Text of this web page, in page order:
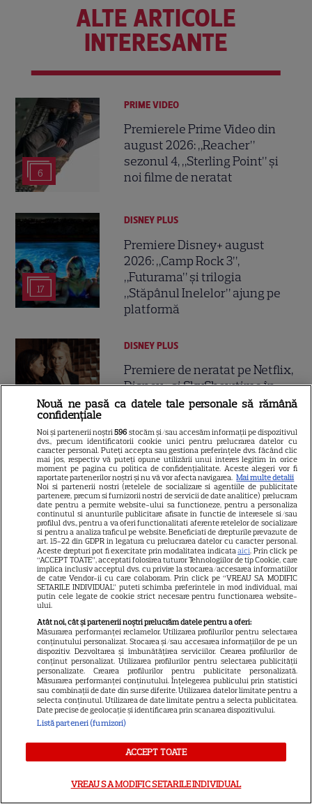
ALTE ARTICOLE
INTERESANTE
6
PRIME VIDEO
Premierele Prime Video din
august 2026: „Reacher”
sezonul 4, „Sterling Point” și
noi filme de neratat
17
DISNEY PLUS
Premiere Disney+ august
2026: „Camp Rock 3”,
„Futurama” și trilogia
„Stăpânul Inelelor” ajung pe
platformă
15
DISNEY PLUS
Premiere de neratat pe Netflix,
Disney+ și SkyShowtime în
august: seriale noi, filme de
5
CINEMA
Eli Roth revine cu „Omul cu
înghețata mortală”. Filmul
horror în care copiii devin
criminali după ce mănâncă
înghețată
11
VEDETE STRĂINE
aventura animată inspirată
dintr-un bestseller The New
York Times, ajunge în
cinematografe pe 7 august
NETFLIX
Robert De Niro, „Nosferatu” și
Banks” și „Un veac de
singurătate”
Nouă ne pasă ca datele tale personale să rămână
confidențiale
Noi și partenerii noștri596 stocăm și/sau accesăm informații pe dispozitivul
dvs., precum identificatorii cookie unici pentru prelucrarea datelor cu
caracter personal. Puteți accepta sau gestiona preferințele dvs. făcând clic
mai jos, respectiv vă puteți opune utilizării unui interes legitim în orice
moment pe pagina cu politica de confidențialitate. Aceste alegeri vor fi
raportate partenerilor noștri și nu vă vor afecta navigarea. Mai multe detalii
Noi si partenerii nostri (retelele de socializare si agentiile de publicitate
partenere, precum si furnizorii nostri de servicii de date analitice) prelucram
date pentru a permite website-ului sa functioneze, pentru a personaliza
continutul si anunturile publicitare afisate in functie de interesele si/sau
profilul dvs., pentru a va oferi functionalitati aferente retelelor de socializare
si pentru a analiza traficul pe website. Beneficiati de drepturile prevazute de
art. 15-22 din GDPR in legatura cu prelucrarea datelor cu caracter personal.
Aceste drepturi pot fi exercitate prin modalitatea indicataaici. Prin click pe
“ACCEPT TOATE”, acceptati folosirea tuturor Tehnologiilor de tip Cookie, care
implica inclusiv acceptul dvs. cu privire la stocarea/accesarea informatiilor
de catre Vendor-ii cu care colaboram. Prin click pe “VREAU SA MODIFIC
SETARILE INDIVIDUAL” puteti schimba preferintele in mod individual, mai
putin cele legate de cookie strict necesare pentru functionarea website-
ului.
Atât noi, cât și partenerii noștri prelucrăm datele pentru a oferi:
Măsurarea performanței reclamelor. Utilizarea profilurilor pentru selectarea
conținutului personalizat. Stocarea și/sau accesarea informațiilor de pe un
dispozitiv. Dezvoltarea și îmbunătățirea serviciilor. Crearea profilurilor de
conținut personalizat. Utilizarea profilurilor pentru selectarea publicității
personalizate. Crearea profilurilor pentru publicitate personalizată.
Măsurarea performanței conținutului. Înțelegerea publicului prin statistici
sau combinații de date din surse diferite. Utilizarea datelor limitate pentru a
selecta conținutul. Utilizarea de date limitate pentru a selecta publicitatea.
Date precise de geolocație și identificarea prin scanarea dispozitivului.
Listă parteneri (furnizori)
ACCEPT TOATE
VREAU SA MODIFIC SETARILE INDIVIDUAL